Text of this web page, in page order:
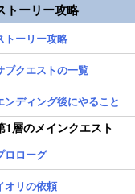
トーリー攻略
トーリー攻略
ブクエストの一覧
ンディング後にやること
1層のメインクエスト
ロローグ
オリの依頼